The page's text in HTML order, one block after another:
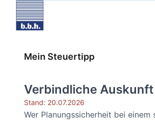
Mein Steuertipp
Verbindliche Auskunft
Stand: 20.07.2026
Wer Planungssicherheit bei